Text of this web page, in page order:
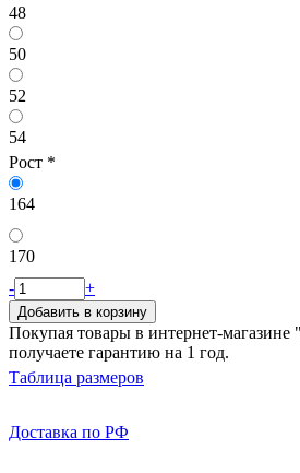
48
50
52
54
Рост *
164
170
-
+
Добавить в корзину
Покупая товары в интернет-
получаете гарантию на 1 год.
Таблица размеров
Доставка по РФ